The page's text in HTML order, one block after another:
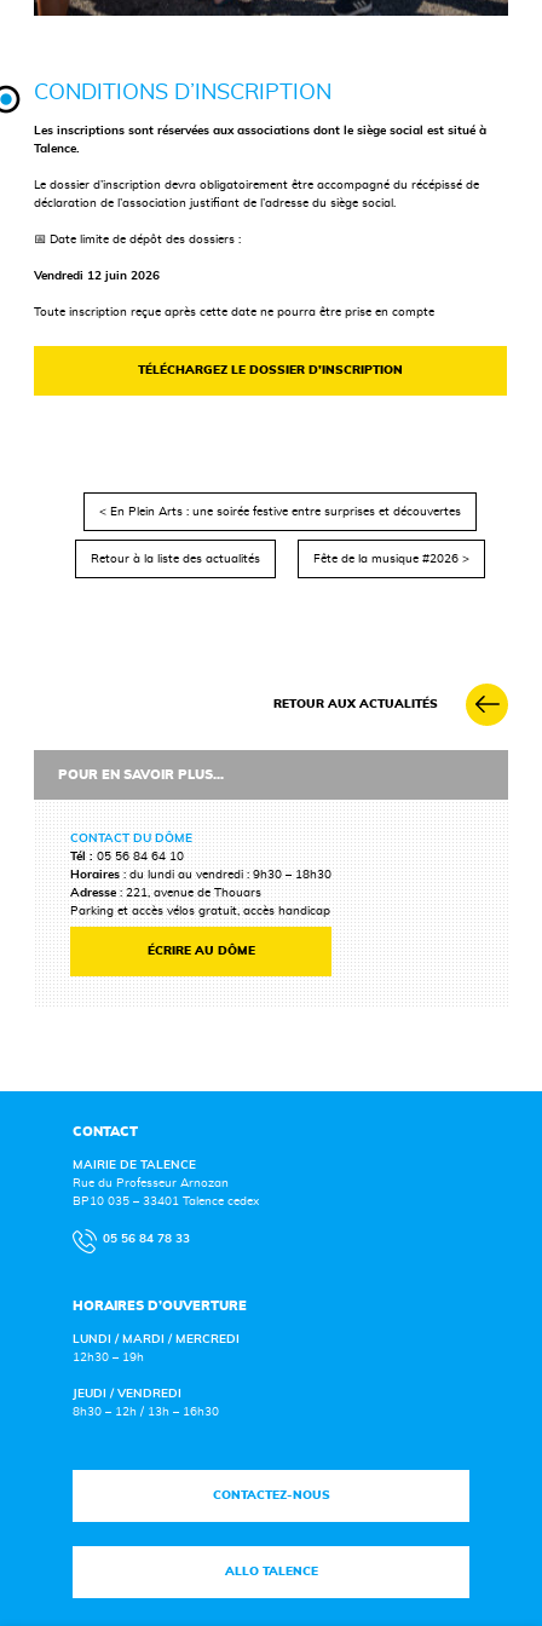
CONDITIONS D’INSCRIPTION
Les inscriptions sont réservées aux associations dont le siège social est situé à
Talence.
Le dossier d’inscription devra obligatoirement être accompagné du récépissé de
déclaration de l’association justifiant de l’adresse du siège social.
📅 Date limite de dépôt des dossiers :
Vendredi 12 juin 2026
Toute inscription reçue après cette date ne pourra être prise en compte
TÉLÉCHARGEZ LE DOSSIER D’INSCRIPTION
< En Plein Arts : une soirée festive entre surprises et découvertes
Retour à la liste des actualités Fête de la musique #2026 >
RETOUR AUX ACTUALITÉS
POUR EN SAVOIR PLUS...
CONTACT DU DÔME
Tél :05 56 84 64 10
Horaires : du lundi au vendredi : 9h30 – 18h30
Adresse : 221, avenue de Thouars
Parking et accès vélos gratuit, accès handicap
ÉCRIRE AU DÔME
CONTACT
MAIRIE DE TALENCE
Rue du Professeur Arnozan
BP10 035 – 33401 Talence cedex
05 56 84 78 33
HORAIRES D’OUVERTURE
LUNDI / MARDI / MERCREDI
12h30 – 19h
JEUDI / VENDREDI
8h30 – 12h / 13h – 16h30
CONTACTEZ-NOUS
ALLO TALENCE